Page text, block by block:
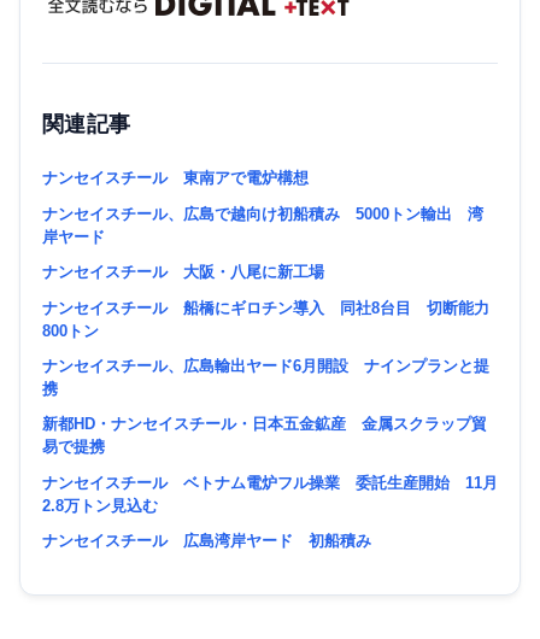
関連記事
ナンセイスチール 東南アで電炉構想
ナンセイスチール、広島で越向け初船積み 5000トン輸出 湾
岸ヤード
ナンセイスチール 大阪・八尾に新工場
ナンセイスチール 船橋にギロチン導入 同社8台目 切断能力
800トン
ナンセイスチール、広島輸出ヤード6月開設 ナインプランと提
携
新都HD・ナンセイスチール・日本五金鉱産 金属スクラップ貿
易で提携
ナンセイスチール ベトナム電炉フル操業 委託生産開始 11月
2.8万トン見込む
ナンセイスチール 広島湾岸ヤード 初船積み